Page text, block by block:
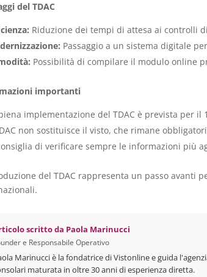
del TDAC
Riduzione dei tempi di attesa ai controlli
Passaggio a un sistema digitale
Possibilità di compilare il modulo online
importanti
implementazione del TDAC è prevista per il
non sostituisce il visto, che rimane
di verificare sempre le informazioni più
del TDAC rappresenta un passo
scritto da Paola Marinucci
e Responsabile Operativo
Marinucci è la fondatrice di Vistonline e guida
maturata in oltre 30 anni di esperienza diretta.